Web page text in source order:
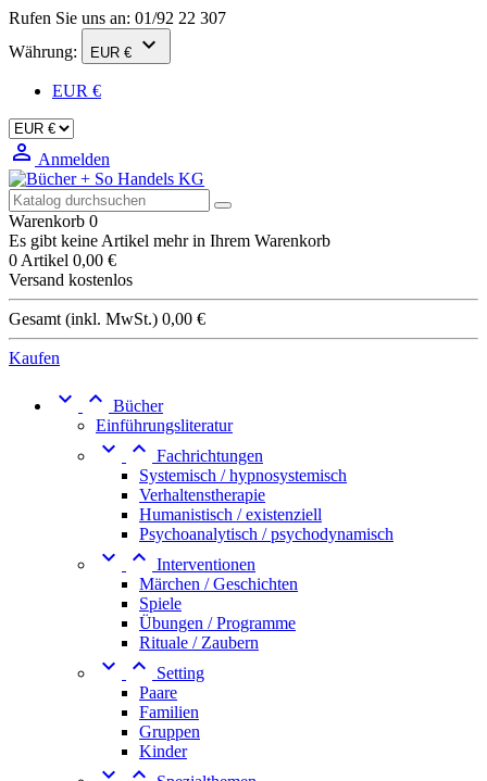
Rufen Sie uns an: 01/92 22 307
Währung:
EUR € 
EUR €
 Anmelden
Warenkorb 0
Es gibt keine Artikel mehr in Ihrem Warenkorb
0 Artikel 0,00 €
Versand kostenlos
Gesamt (inkl. MwSt.) 0,00 €
Kaufen
  Bücher
Einführungsliteratur
  Fachrichtungen
Systemisch / hypnosystemisch
Verhaltenstherapie
Humanistisch / existenziell
Psychoanalytisch / psychodynamisch
  Interventionen
Märchen / Geschichten
Spiele
Übungen / Programme
Rituale / Zaubern
 
Setting
Paare
Familien
Gruppen
Kinder
 